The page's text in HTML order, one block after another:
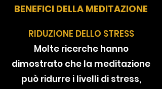
BENEFICI DELLA MEDITAZIONE
RIDUZIONE DELLO STRESS
Molte ricerche hanno
dimostrato che la meditazione
può ridurre i livelli di stress,